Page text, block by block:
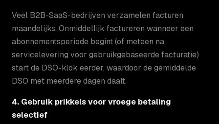
Veel B2B-SaaS-bedrijven verzamelen facturen
maandelijks. Onmiddellijk factureren wanneer een
abonnementsperiode begint (of meteen na
servicelevering voor gebruikgebaseerde facturatie)
start de DSO-klok eerder, waardoor de gemiddelde
DSO met meerdere dagen daalt.
4. Gebruik prikkels voor vroege betaling
selectief